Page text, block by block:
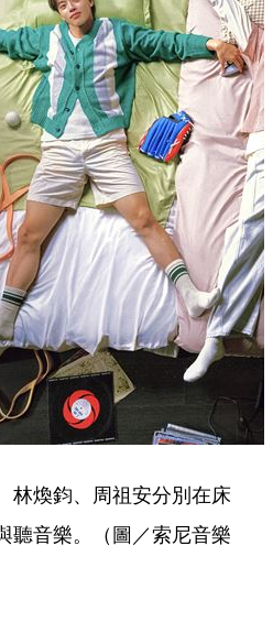
林煥鈞、周祖安分別在床
聽音樂。（圖／索尼音樂